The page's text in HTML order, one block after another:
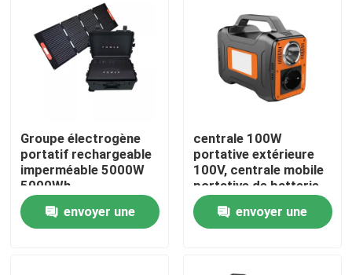
Contrôle de qualité
Contactez-nous
Cas
Paquets de batterie au lithium
Groupe électrogène
portatif rechargeable
imperméable 5000W
5000Wh
envoyer une
centrale 100W
portative extérieure
100V, centrale mobile
portative de batterie
au lithium 110V
envoyer une